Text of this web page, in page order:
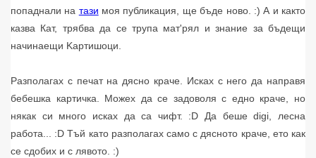
попаднали на тази моя публикация, ще бъде ново. :) А и както
казва Кат, трябва да се трупа мат'рял и знание за бъдещи
начинаещи Kартишоци.
Разполагах с печат на дясно краче. Исках с него да направя
бебешка картичка. Можех да се задоволя с едно краче, но
някак си много исках да са чифт. :D Да беше digi, лесна
работа... :D Тъй като разполагах само с дясното краче, ето как
се сдобих и с лявото. :)